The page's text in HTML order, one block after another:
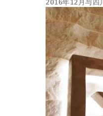
2016年12月与四